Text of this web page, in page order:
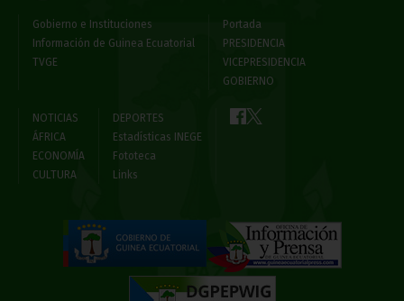
Gobierno e Instituciones
Información de Guinea Ecuatorial
TVGE
Portada
PRESIDENCIA
VICEPRESIDENCIA
GOBIERNO
NOTICIAS
ÁFRICA
ECONOMÍA
CULTURA
DEPORTES
Estadísticas INEGE
Fototeca
Links